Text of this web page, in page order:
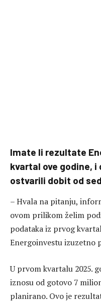
Imate li rezultate
kvartal ove godine,
ostvarili dobit od
– Hvala na pitanju,
ovom prilikom želim
podataka iz prvog
Energoinvestu izuzetno
U prvom kvartalu 2025.
iznosu od gotovo 7
planirano. Ovo je